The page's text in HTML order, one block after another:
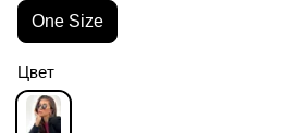
One Size
Цвет